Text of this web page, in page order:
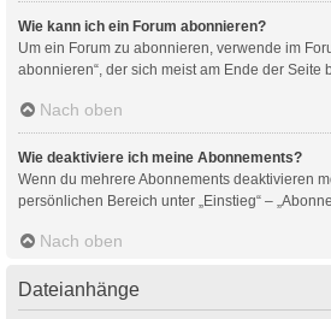
Wie kann ich ein Forum abonnieren?
Um ein Forum zu abonnieren, verwende im
abonnieren“, der sich meist am Ende der Seite
Nach oben
Wie deaktiviere ich meine Abonnements?
Wenn du mehrere Abonnements deaktivieren
persönlichen Bereich unter „Einstieg“ –
Nach oben
Dateianhänge